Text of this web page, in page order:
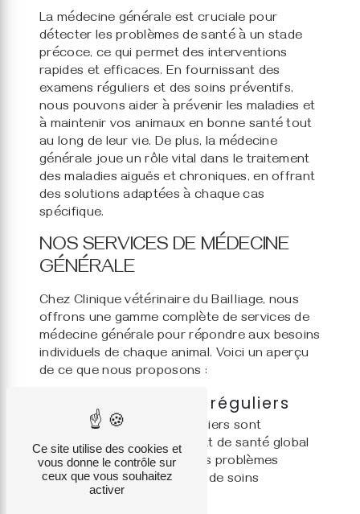
La médecine générale est cruciale pour
détecter les problèmes de santé à un stade
précoce, ce qui permet des interventions
rapides et efficaces. En fournissant des
examens réguliers et des soins préventifs,
nous pouvons aider à prévenir les maladies et
à maintenir vos animaux en bonne santé tout
au long de leur vie. De plus, la médecine
générale joue un rôle vital dans le traitement
des maladies aiguës et chroniques, en offrant
des solutions adaptées à chaque cas
spécifique.
NOS SERVICES DE MÉDECINE
GÉNÉRALE
Chez Clinique vétérinaire du Bailliage, nous
offrons une gamme complète de services de
médecine générale pour répondre aux besoins
individuels de chaque animal. Voici un aperçu
de ce que nous proposons :
Examens de santé réguliers
Les examens de santé réguliers sont
essentiels pour évaluer l'état de santé global
de votre animal, détecter les problèmes
potentiels et établir un plan de soins
personnalisé.
Ce site utilise des cookies et
vous donne le contrôle sur
ceux que vous souhaitez
activer